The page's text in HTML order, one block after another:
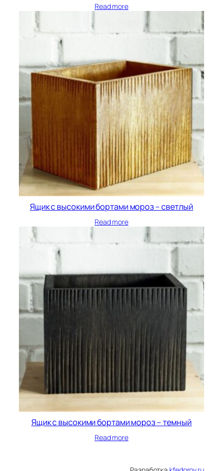
Read more
Ящик с высокими бортами мороз – светлый
Read more
Ящик с высокими бортами мороз – темный
Read more